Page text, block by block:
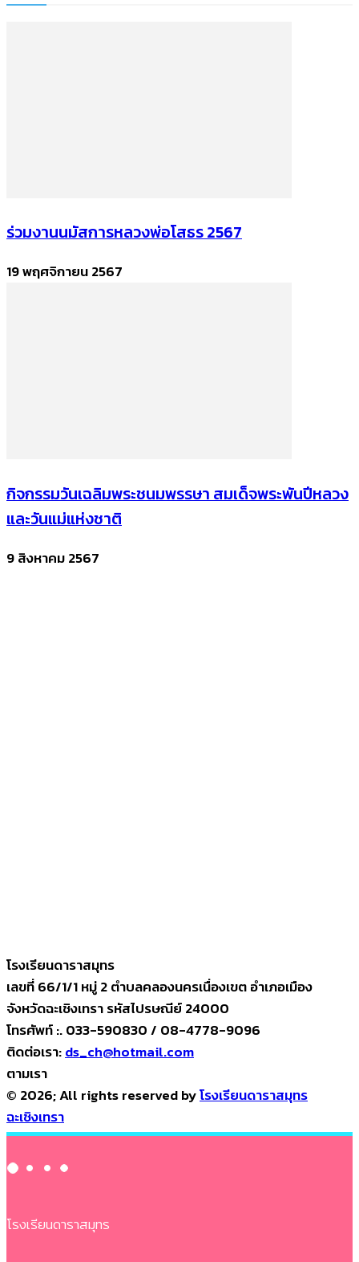
ร่วมงานนมัสการหลวงพ่อโสธร 2567
19 พฤศจิกายน 2567
กิจกรรมวันเฉลิมพระชนมพรรษา สมเด็จพระพันปีหลวง
และวันแม่แห่งชาติ
9 สิงหาคม 2567
โรงเรียนดาราสมุทร
เลขที่ 66/1/1 หมู่ 2 ตำบลคลองนครเนื่องเขต อำเภอเมือง
จังหวัดฉะเชิงเทรา รหัสไปรษณีย์ 24000
โทรศัพท์ :. 033-590830 / 08-4778-9096
ติดต่อเรา:ds_ch@hotmail.com
ตามเรา
© 2026; All rights reserved byโรงเรียนดาราสมุทร
ฉะเชิงเทรา
โรงเรียนดาราสมุทร